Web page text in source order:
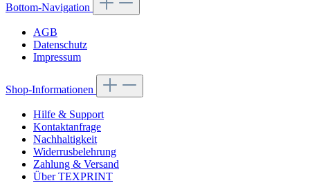
Bottom-Navigation
AGB
Datenschutz
Impressum
Shop-Informationen
Hilfe & Support
Kontaktanfrage
Nachhaltigkeit
Widerrusbelehrung
Zahlung & Versand
Über TEXPRINT